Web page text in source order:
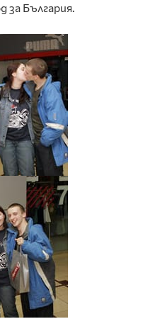
за България.